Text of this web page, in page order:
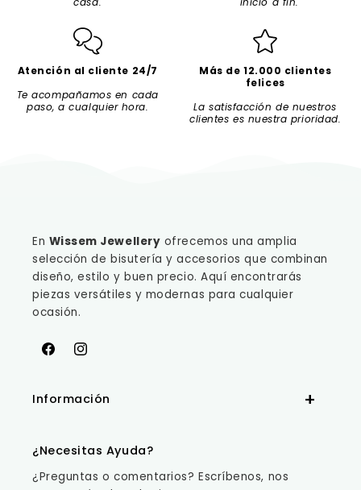
Atención al cliente 24/7
Te acompañamos en cada
paso, a cualquier hora.
Más de 12.000 clientes
felices
La satisfacción de nuestros
clientes es nuestra prioridad.
En Wissem Jewellery ofrecemos una amplia
selección de bisutería y accesorios que combinan
diseño, estilo y buen precio. Aquí encontrarás
piezas versátiles y modernas para cualquier
ocasión.
FacebookInstagram
Información
¿Necesitas Ayuda?
¿Preguntas o comentarios? Escríbenos, nos